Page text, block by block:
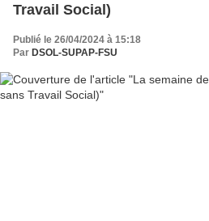
Travail Social)
Publié le 26/04/2024 à 15:18
Par DSOL-SUPAP-FSU